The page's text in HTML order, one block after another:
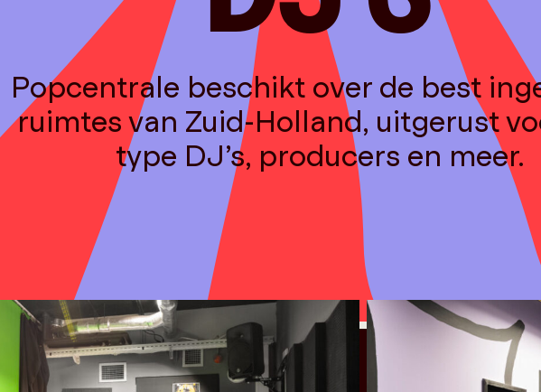
Popcentrale beschikt over de best
ruimtes van Zuid-Holland, uitgerust
type DJ’s, producers en meer.